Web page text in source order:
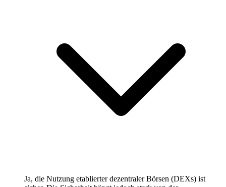
Ja, die Nutzung etablierter dezentraler Börsen (DEXs) ist